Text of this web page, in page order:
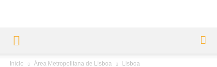
Início Área Metropolitana de Lisboa Lisboa